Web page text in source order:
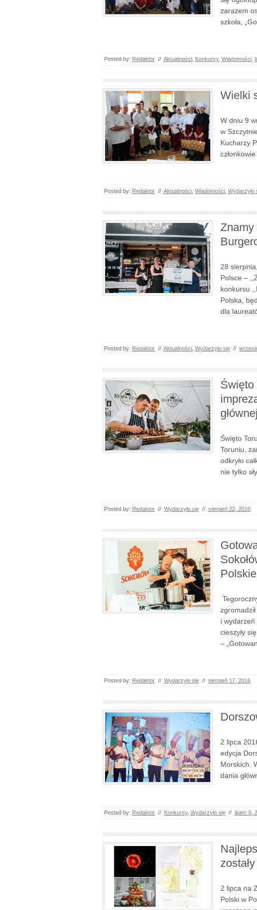
zarazem
szkoła,
Posted by: Redaktor // Aktualności Konkursy, Wiadomości
Wielki
W dniu 9
w
Kucharzy
Posted by: Redaktor // Aktualności Wiadomości Wydarzyło
Znamy
28
Polsce –
konkursu
Polska,
dla
Posted by: Redaktor // Aktualności Wydarzyło się //
Święto
głównej
Święto
Toruniu,
odkryło
nie tylko
Posted by: Redaktor // Wydarzyło się // sierpień 22, 2016
i
cieszyły
–
Posted by: Redaktor // Wydarzyło się // sierpień 17, 2016
2 lipca
edycja
Morskich.
dania
Posted by: Redaktor // Konkursy, Wydarzyło się // lipiec 8,
2 lipca na
Polski w